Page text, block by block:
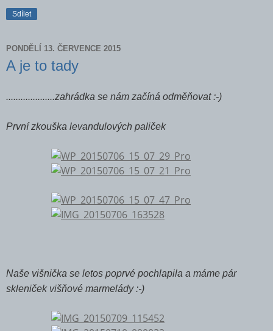
Sdílet
PONDĚLÍ 13. ČERVENCE 2015
A je to tady
....................zahrádka se nám začíná odměňovat :-)
První zkouška levandulových paliček
Naše višnička se letos poprvé pochlapila a máme pár
skleniček višňové marmelády :-)